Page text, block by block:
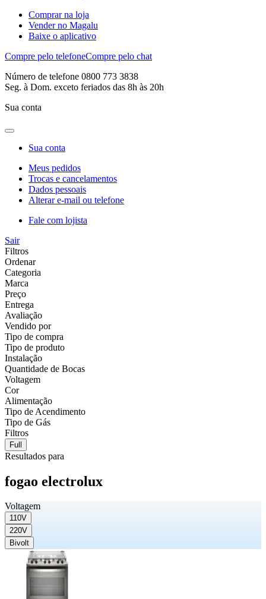
Comprar na loja
Vender no Magalu
Baixe o aplicativo
Compre pelo telefoneCompre pelo chat
Número de telefone 0800 773 3838
Seg. à Dom. exceto feriados das 8h às 20h
Sua conta
Sua conta
Meus pedidos
Trocas e cancelamentos
Dados pessoais
Alterar e-mail ou telefone
Fale com lojista
Sair
Filtros
Ordenar
Categoria
Marca
Preço
Entrega
Avaliação
Vendido por
Tipo de compra
Tipo de produto
Instalação
Quantidade de Bocas
Voltagem
Cor
Alimentação
Tipo de Acendimento
Tipo de Gás
Filtros
Full
Resultados para
fogao electrolux
Voltagem
110V
220V
Bivolt